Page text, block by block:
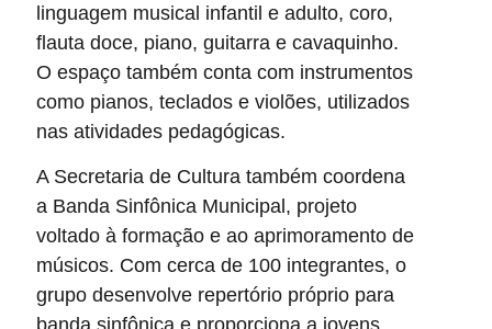
linguagem musical infantil e adulto, coro,
flauta doce, piano, guitarra e cavaquinho.
O espaço também conta com instrumentos
como pianos, teclados e violões, utilizados
nas atividades pedagógicas.
A Secretaria de Cultura também coordena
a Banda Sinfônica Municipal, projeto
voltado à formação e ao aprimoramento de
músicos. Com cerca de 100 integrantes, o
grupo desenvolve repertório próprio para